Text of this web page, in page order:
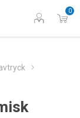
0